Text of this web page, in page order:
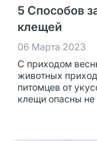
5 Способов
клещей
06 Марта 2023
С приходом
животных
питомцев от
клещи опасны не